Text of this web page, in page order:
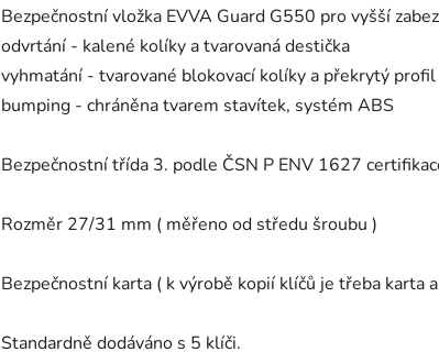
Bezpečnostní vložka EVVA Guard G550 pro vyšší
odvrtání - kalené kolíky a tvarovaná destička
vyhmatání - tvarované blokovací kolíky a překrytý profil
bumping - chráněna tvarem stavítek, systém ABS
Bezpečnostní třída 3. podle ČSN P ENV 1627
Rozměr 27/31 mm ( měřeno od středu šroubu )
Bezpečnostní karta ( k výrobě kopií klíčů je třeba karta
Standardně dodáváno s 5 klíči.